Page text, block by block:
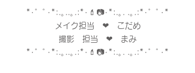
*･゜ﾟ･*:.｡..｡.:*･💄📷･*:.｡. .｡.:*･゜ﾟ･*
メイク担当　❤︎　こだめ
撮影　担当　❤︎　まみ
*･゜ﾟ･*:.｡..｡.:*･💄📷･*:.｡. .｡.:*･゜ﾟ･*